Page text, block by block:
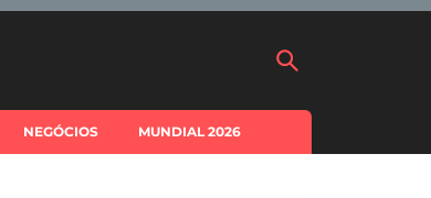
NEGÓCIOS MUNDIAL 2026